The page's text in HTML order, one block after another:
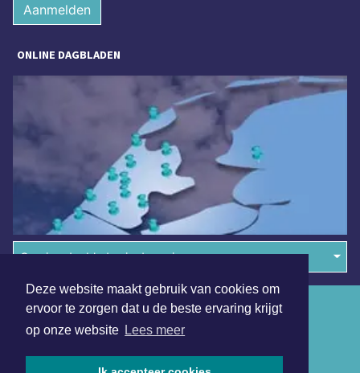
Deze website maakt gebruik van cookies om
ervoor te zorgen dat u de beste ervaring krijgt
op onze website Lees meer
Aanmelden
ONLINE DAGBLADEN
Overige dagbladen in de regio
Algemene voorwaarden
Disclaimer